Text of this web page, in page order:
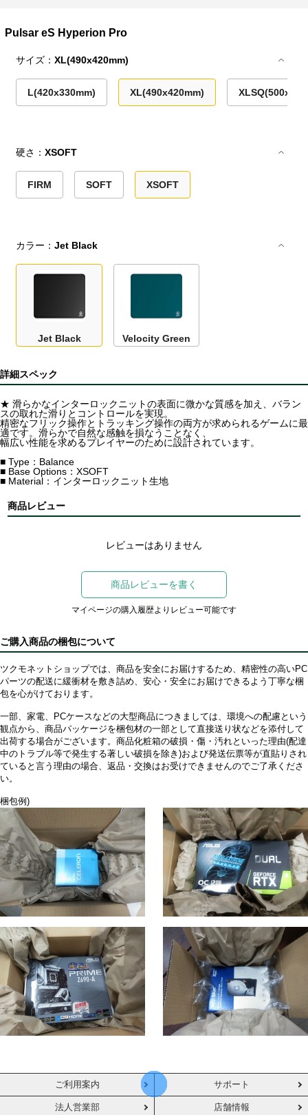
Pulsar eS Hyperion Pro
サイズ：XL(490x420mm)
L(420x330mm) XL(490x420mm)
硬さ：XSOFT
FIRM SOFT XSOFT
カラー：Jet Black
Jet Black Velocity Green
詳細スペック
★ 滑らかなインターロックニットの表面に微かな質感を加え、バラン
スの取れた滑りとコントロールを実現。
精密なフリック操作とトラッキング操作の両方が求められるゲームに最
適です。滑らかで自然な感触を損なうことなく、
幅広い性能を求めるプレイヤーのために設計されています。
■ Type：Balance
■ Base Options：XSOFT
■ Material：インターロックニット生地
商品レビュー
レビューはありません
商品レビューを書く
マイページの購入履歴よりレビュー可能です
ご購入商品の梱包について
ツクモネットショップでは、商品を安全にお届けするため、精密性の高いPC
パーツの配送に緩衝材を敷き詰め、安心・安全にお届けできるよう丁寧な梱
包を心がけております。
一部、家電、PCケースなどの大型商品につきましては、環境への配慮という
観点から、商品パッケージを梱包材の一部として直接送り状などを添付して
出荷する場合がございます。商品化粧箱の破損・傷・汚れといった理由(配達
中のトラブル等で発生する著しい破損を除き)および発送伝票等が直貼りされ
ていると言う理由の場合、返品・交換はお受けできませんのでご了承くださ
い。
梱包例)
ご利用案内 サポート
法人営業部 店舗情報